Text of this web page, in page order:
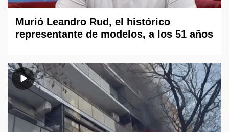
Murió Leandro Rud, el histórico
representante de modelos, a los 51 años